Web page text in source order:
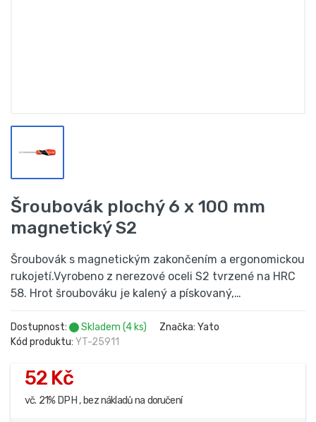
Šroubovák plochý 6 x 100 mm
magnetický S2
Šroubovák s magnetickým zakončením a ergonomickou
rukojetí.Vyrobeno z nerezové oceli S2 tvrzené na HRC
58. Hrot šroubováku je kalený a pískovaný,…
Dostupnost: Skladem (4 ks)
Značka: Yato
Kód produktu: YT-25911
52 Kč
vč. 21% DPH , bez nákladů na doručení